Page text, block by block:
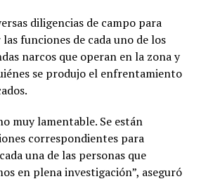
diligencias de campo para
funciones de cada uno de los
narcos que operan en la zona y
se produjo el enfrentamiento
muy lamentable. Se están
correspondientes para
una de las personas que
en plena investigación”, aseguró